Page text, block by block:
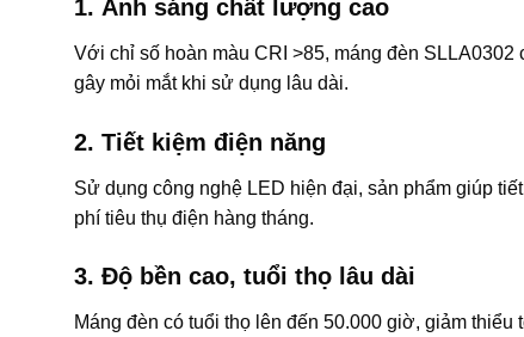
1. Ánh sáng chất lượng cao
Với chỉ số hoàn màu CRI >85, máng đèn
gây mỏi mắt khi sử dụng lâu dài.
2. Tiết kiệm điện năng
Sử dụng công nghệ LED hiện đại, sản phẩm giúp
phí tiêu thụ điện hàng tháng.
3. Độ bền cao, tuổi thọ lâu dài
Máng đèn có tuổi thọ lên đến 50.000 giờ, giảm